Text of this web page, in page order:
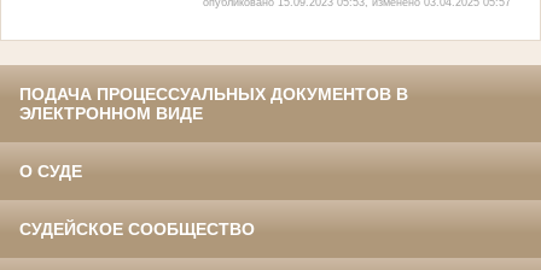
ПОДАЧА ПРОЦЕССУАЛЬНЫХ ДОКУМЕНТОВ В
ЭЛЕКТРОННОМ ВИДЕ
О СУДЕ
СУДЕЙСКОЕ СООБЩЕСТВО